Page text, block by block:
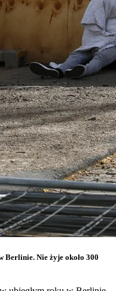
Berlinie. Nie żyje około 300